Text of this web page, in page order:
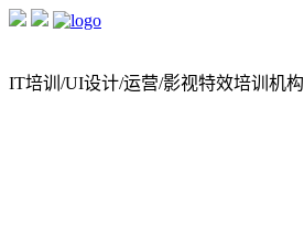
IT培训/UI设计/运营/影视特效培训机构